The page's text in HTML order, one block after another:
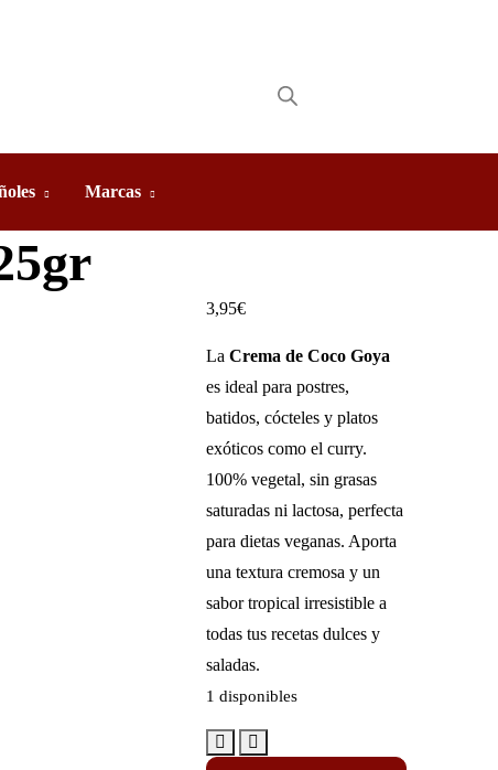
Marcas
3,95€
La Crema de Coco Goya
es ideal para postres,
batidos, cócteles y platos
exóticos como el curry.
100% vegetal, sin grasas
saturadas ni lactosa, perfecta
para dietas veganas. Aporta
una textura cremosa y un
sabor tropical irresistible a
todas tus recetas dulces y
saladas.
1 disponibles